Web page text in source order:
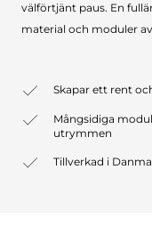
välförtjänt paus. En
material och moduler
Skapar ett rent
Mångsidiga
utrymmen
Tillverkad i